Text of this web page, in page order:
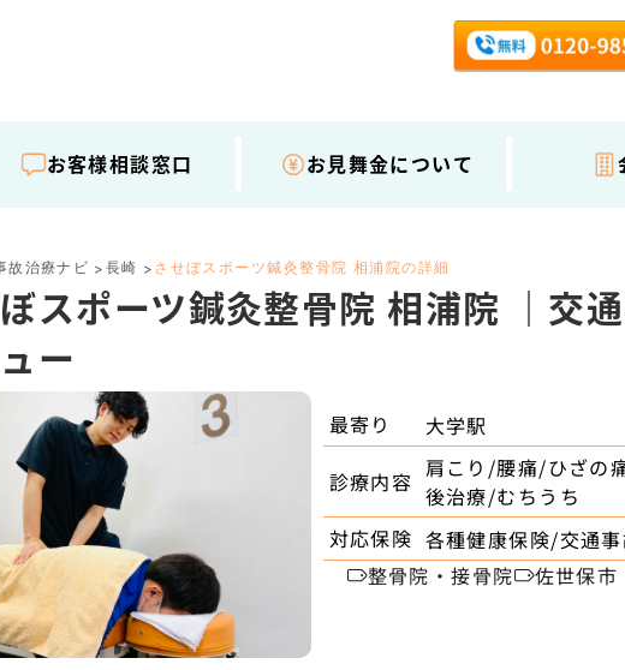
お客様相談窓口 お見舞金について
故治療ナビ > 長崎 > させぼスポーツ鍼灸整骨院 相浦院の詳細
スポーツ鍼灸整骨院 相浦院 ｜交
ー
最寄り
大学駅
診療内容 肩こり/腰痛/ひざの
後治療/むちうち
対応保険 各種健康保険/交通
整骨院・接骨院
佐世保市